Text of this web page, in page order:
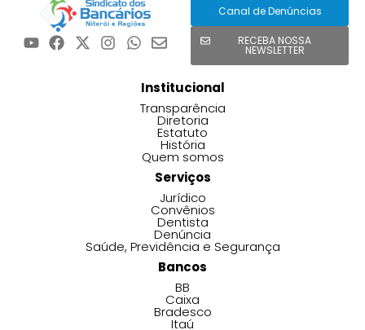
Canal de Denúncias
RECEBA NOSSA
NEWSLETTER
Institucional
Transparência
Diretoria
Estatuto
História
Quem somos
Serviços
Jurídico
Convênios
Dentista
Denúncia
Saúde, Previdência e Segurança
Bancos
BB
Caixa
Bradesco
Itaú